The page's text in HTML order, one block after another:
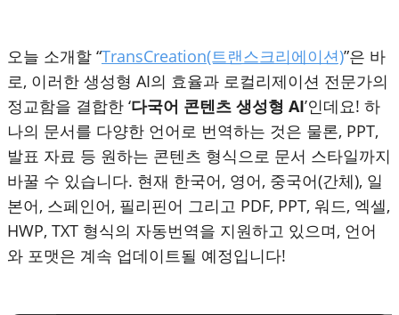
오늘 소개할 “TransCreation(트랜스크리에이션)”은 바
로, 이러한 생성형 AI의 효율과 로컬리제이션 전문가의
정교함을 결합한 ‘다국어 콘텐츠 생성형 AI’인데요! 하
나의 문서를 다양한 언어로 번역하는 것은 물론, PPT,
발표 자료 등 원하는 콘텐츠 형식으로 문서 스타일까지
바꿀 수 있습니다. 현재 한국어, 영어, 중국어(간체), 일
본어, 스페인어, 필리핀어 그리고 PDF, PPT, 워드, 엑셀,
HWP, TXT 형식의 자동번역을 지원하고 있으며, 언어
와 포맷은 계속 업데이트될 예정입니다!